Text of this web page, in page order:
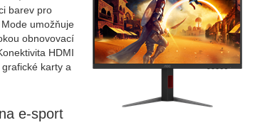
barev pro
umožňuje
obnovovací
HDMI
karty a
e-sport